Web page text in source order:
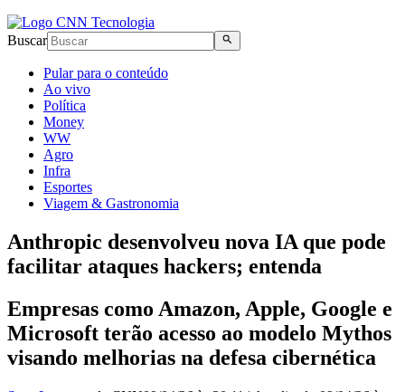
Buscar
Pular para o conteúdo
Ao vivo
Política
Money
WW
Agro
Infra
Esportes
Viagem & Gastronomia
Anthropic desenvolveu nova IA que pode
facilitar ataques hackers; entenda
Empresas como Amazon, Apple, Google e
Microsoft terão acesso ao modelo Mythos
visando melhorias na defesa cibernética